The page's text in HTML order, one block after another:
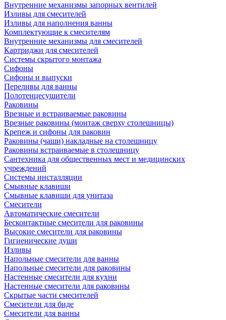
Внутренние механизмы запорных вентилей
Изливы для смесителей
Изливы для наполнения ванны
Комплектующие к смесителям
Внутренние механизмы для смесителей
Картриджи для смесителей
Системы скрытого монтажа
Сифоны
Сифоны и выпуски
Переливы для ванны
Полотенцесушители
Раковины
Врезные и встраиваемые раковины
Врезные раковины (монтаж сверху столешницы)
Крепеж и сифоны для раковин
Раковины (чаши) накладные на столешницу
Раковины встраиваемые в столешницу
Сантехника для общественных мест и медицинских
учреждений
Системы инсталляции
Смывные клавиши
Смывные клавиши для унитаза
Смесители
Автоматические смесители
Бесконтактные смесители для раковины
Высокие смесители для раковины
Гигиенические души
Изливы
Напольные смесители для ванны
Напольные смесители для раковины
Настенные смесители для кухни
Настенные смесители для раковины
Скрытые части смесителей
Смесители для биде
Смесители для ванны